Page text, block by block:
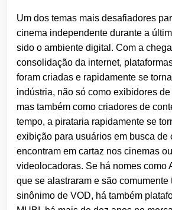
Um dos temas mais desafiadores
cinema independente durante a
sido o ambiente digital. Com a
consolidação da internet,
foram criadas e rapidamente se
indústria, não só como exibidores
mas também como criadores de
tempo, a pirataria rapidamente se
exibição para usuários em busca de
encontram em cartaz nos cinemas
videolocadoras. Se há nomes como
que se alastraram e são comumente
sinônimo de VOD, há também